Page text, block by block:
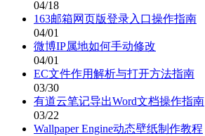
04/18
163邮箱网页版登录入口操作指南
04/01
微博IP属地如何手动修改
04/01
EC文件作用解析与打开方法指南
03/30
有道云笔记导出Word文档操作指南
03/22
Wallpaper Engine动态壁纸制作教程